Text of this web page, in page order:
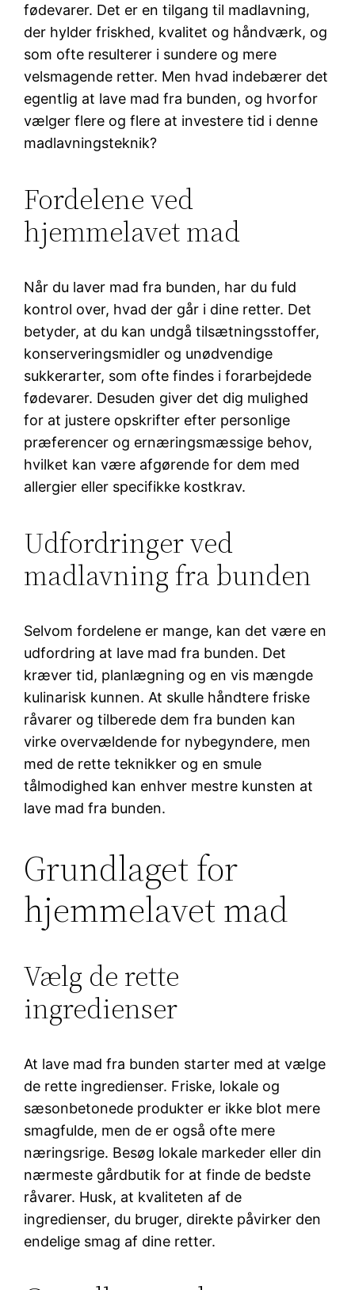
fødevarer. Det er en tilgang til madlavning,
der hylder friskhed, kvalitet og håndværk, og
som ofte resulterer i sundere og mere
velsmagende retter. Men hvad indebærer det
egentlig at lave mad fra bunden, og hvorfor
vælger flere og flere at investere tid i denne
madlavningsteknik?
Fordelene ved
hjemmelavet mad
Når du laver mad fra bunden, har du fuld
kontrol over, hvad der går i dine retter. Det
betyder, at du kan undgå tilsætningsstoffer,
konserveringsmidler og unødvendige
sukkerarter, som ofte findes i forarbejdede
fødevarer. Desuden giver det dig mulighed
for at justere opskrifter efter personlige
præferencer og ernæringsmæssige behov,
hvilket kan være afgørende for dem med
allergier eller specifikke kostkrav.
Udfordringer ved
madlavning fra bunden
Selvom fordelene er mange, kan det være en
udfordring at lave mad fra bunden. Det
kræver tid, planlægning og en vis mængde
kulinarisk kunnen. At skulle håndtere friske
råvarer og tilberede dem fra bunden kan
virke overvældende for nybegyndere, men
med de rette teknikker og en smule
tålmodighed kan enhver mestre kunsten at
lave mad fra bunden.
Grundlaget for
hjemmelavet mad
Vælg de rette
ingredienser
At lave mad fra bunden starter med at vælge
de rette ingredienser. Friske, lokale og
sæsonbetonede produkter er ikke blot mere
smagfulde, men de er også ofte mere
næringsrige. Besøg lokale markeder eller din
nærmeste gårdbutik for at finde de bedste
råvarer. Husk, at kvaliteten af de
ingredienser, du bruger, direkte påvirker den
endelige smag af dine retter.